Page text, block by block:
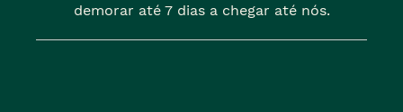
demorar até 7 dias a chegar até nós.